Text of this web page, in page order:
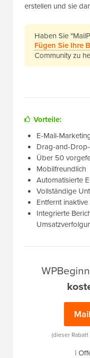
erstellen und sie
Haben Sie
Fügen Sie Ihre
Community zu
Vorteile:
E-Mail-
Drag-and-
Über 50
Mobilfreundlich
Automatisierte
Vollständige
Entfernt
Integrierte
(dieser
|